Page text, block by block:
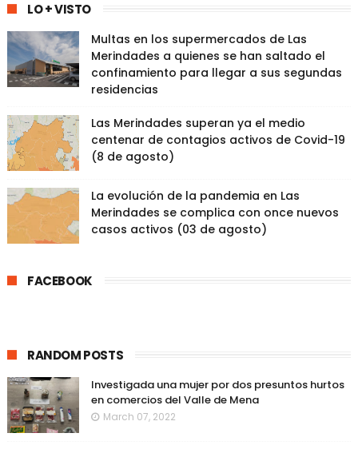
LO + VISTO
Multas en los supermercados de Las
Merindades a quienes se han saltado el
confinamiento para llegar a sus segundas
residencias
Las Merindades superan ya el medio
centenar de contagios activos de Covid-19
(8 de agosto)
La evolución de la pandemia en Las
Merindades se complica con once nuevos
casos activos (03 de agosto)
FACEBOOK
RANDOM POSTS
Investigada una mujer por dos presuntos hurtos
en comercios del Valle de Mena
March 07, 2022